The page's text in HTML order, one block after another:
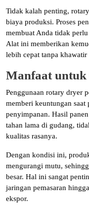
Tidak kalah penting,
biaya produksi. Proses
membuat Anda tidak
Alat ini memberikan
lebih cepat tanpa
Manfaat untuk
Penggunaan rotary dryer
memberi keuntungan saat
penyimpanan. Hasil
tahan lama di gudang,
kualitas rasanya.
Dengan kondisi ini,
mengurangi mutu,
besar. Hal ini sangat
jaringan pemasaran
ekspor.